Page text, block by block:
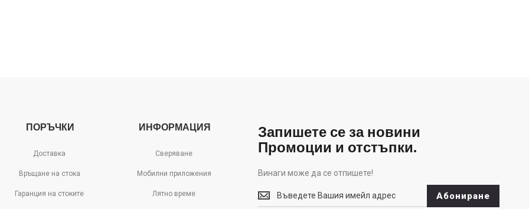
Запишете се за новини
Промоции и отстъпки.
Винаги може да се отпишете!
Винаги
може
Абониране
ПОРЪЧКИ
Доставка
Връщане на стока
Гаранция на стоките
ИНФОРМАЦИЯ
Сверяване
Мобилни приложения
Лятно време